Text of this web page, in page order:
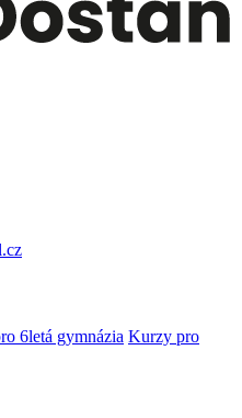
6letá gymnázia Kurzy pro